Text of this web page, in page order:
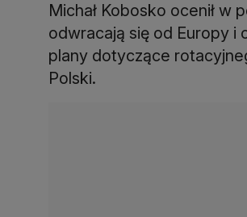
Michał Kobosko ocenił w
odwracają się od Europy i
plany dotyczące
Polski.